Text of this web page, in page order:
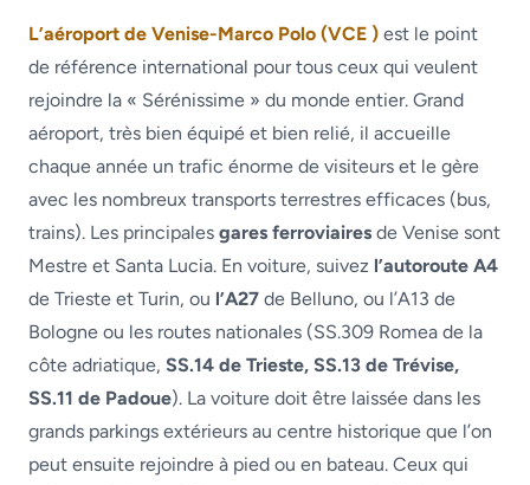
L’aéroport de Venise-Marco Polo (VCE ) est le point
de référence international pour tous ceux qui veulent
rejoindre la « Sérénissime » du monde entier. Grand
aéroport, très bien équipé et bien relié, il accueille
chaque année un trafic énorme de visiteurs et le gère
avec les nombreux transports terrestres efficaces (bus,
trains). Les principales gares ferroviaires de Venise sont
Mestre et Santa Lucia. En voiture, suivez l’autoroute A4
de Trieste et Turin, ou l’A27 de Belluno, ou l’A13 de
Bologne ou les routes nationales (SS.309 Romea de la
côte adriatique, SS.14 de Trieste, SS.13 de Trévise,
SS.11 de Padoue). La voiture doit être laissée dans les
grands parkings extérieurs au centre historique que l’on
peut ensuite rejoindre à pied ou en bateau. Ceux qui